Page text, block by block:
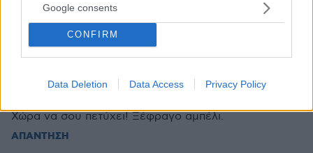
Google consents
CONFIRM
Data Deletion Data Access Privacy Policy
ΑΠΑΝΤΗΣΗ
Γελάνε κι οι πέτρες με το κράτος
Χώρα να σου πετύχει! Ξέφραγο αμπέλι.
ΑΠΑΝΤΗΣΗ